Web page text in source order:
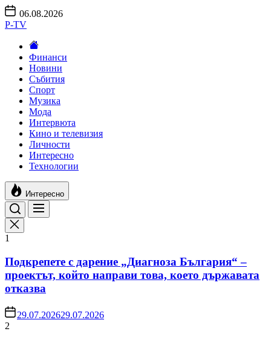
Skip
to
the
content
06.08.2026
P-TV
Финанси
Новини
Събития
Спорт
Музика
Мода
Интервюта
Кино и телевизия
Личности
Интересно
Технологии
Интересно
1
Подкрепете с дарение „Диагноза България“ –
проектът, който направи това, което държавата
отказва
29.07.202629.07.2026
2